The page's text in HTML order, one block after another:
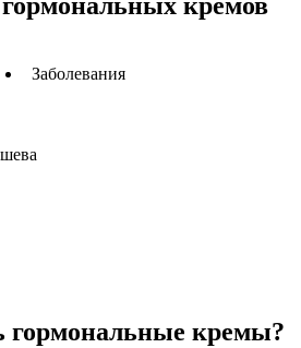
кремов
Заболевания
гормональные кремы?